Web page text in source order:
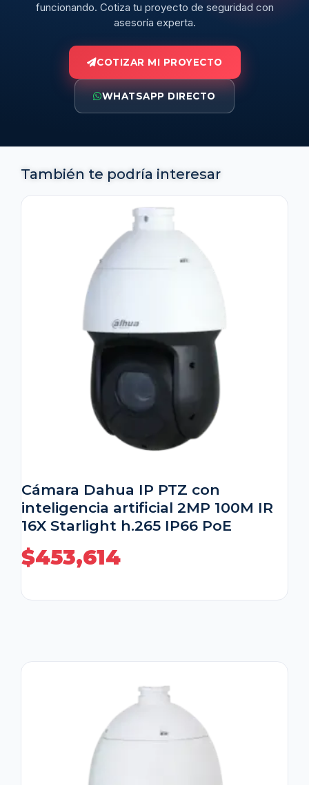
funcionando. Cotiza tu proyecto de seguridad con
asesoría experta.
COTIZAR MI PROYECTO
WHATSAPP DIRECTO
También te podría interesar
Cámara Dahua IP PTZ con
inteligencia artificial 2MP 100M IR
16X Starlight h.265 IP66 PoE
$453,614